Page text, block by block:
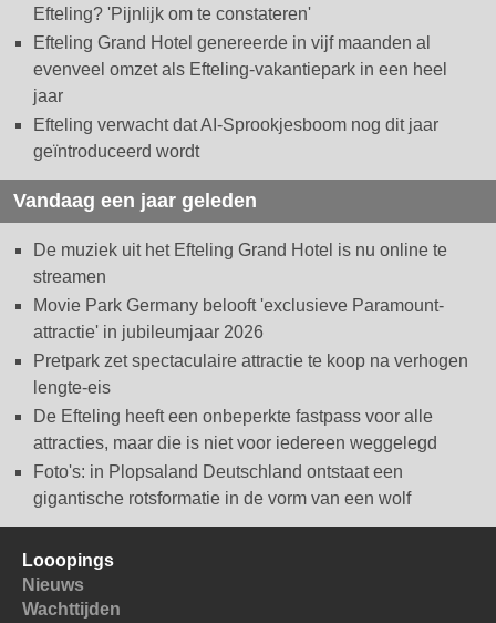
Efteling? 'Pijnlijk om te constateren'
Efteling Grand Hotel genereerde in vijf maanden al
evenveel omzet als Efteling-vakantiepark in een heel
jaar
Efteling verwacht dat AI-Sprookjesboom nog dit jaar
geïntroduceerd wordt
Vandaag een jaar geleden
De muziek uit het Efteling Grand Hotel is nu online te
streamen
Movie Park Germany belooft 'exclusieve Paramount-
attractie' in jubileumjaar 2026
Pretpark zet spectaculaire attractie te koop na verhogen
lengte-eis
De Efteling heeft een onbeperkte fastpass voor alle
attracties, maar die is niet voor iedereen weggelegd
Foto's: in Plopsaland Deutschland ontstaat een
gigantische rotsformatie in de vorm van een wolf
Looopings
Nieuws
Wachttijden